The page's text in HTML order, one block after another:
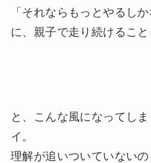
「それならもっとやるし
に、親子で走り続けること
と、こんな風になってし
イ。
理解が追いついていない